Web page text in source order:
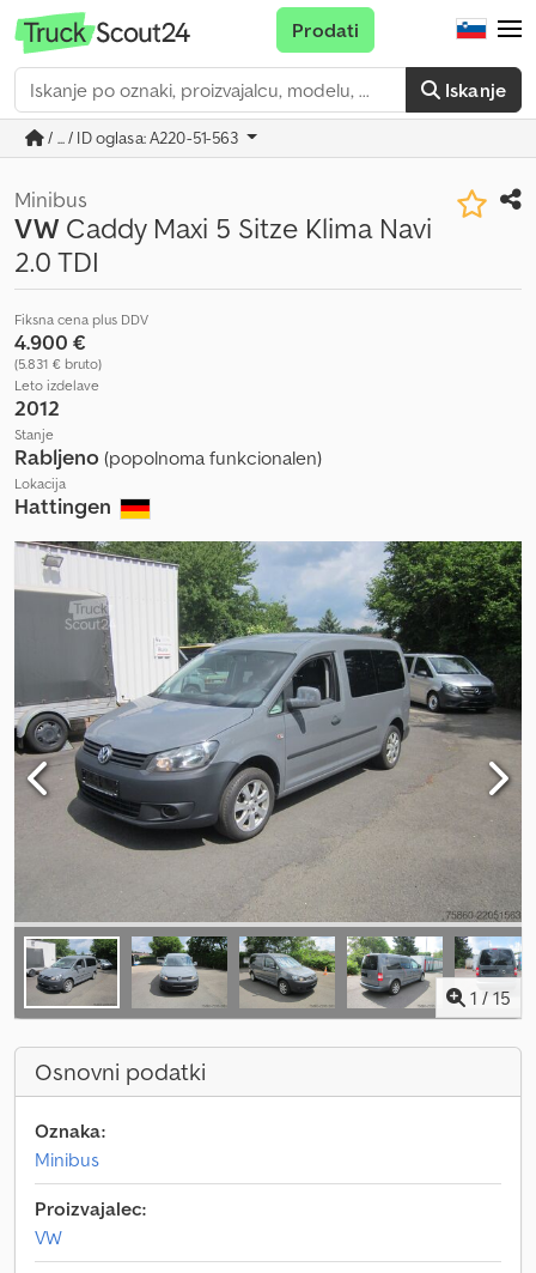
Iskanje
Prodati
/ ... / ID oglasa: A220-51-563
Minibus
VW Caddy Maxi 5 Sitze Klima Navi
2.0 TDI
Fiksna cena plus DDV
4.900 €
(5.831 € bruto)
Leto izdelave
2012
Stanje
Rabljeno (popolnoma funkcionalen)
Lokacija
Hattingen
1 / 15
Osnovni podatki
Oznaka:
Minibus
Proizvajalec:
VW